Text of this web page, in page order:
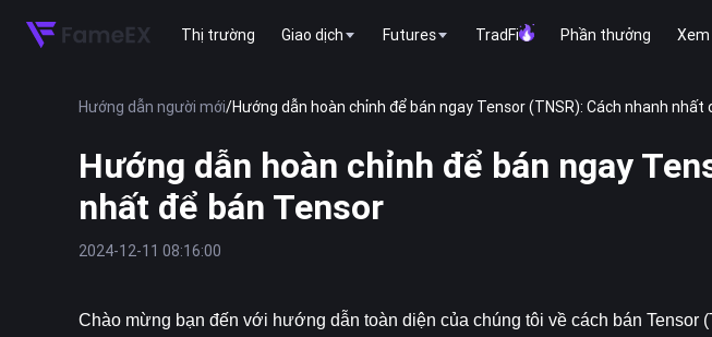
Thị trường Giao dịch Futures TradFi Phần thưởng
Hướng dẫn người mới/Hướng dẫn hoàn chỉnh để bán ngay Tensor (TNSR): Cách nhanh nhất
Hướng dẫn hoàn chỉnh để bán ngay
nhất để bán Tensor
2024-12-11 08:16:00
Chào mừng bạn đến với hướng dẫn toàn diện của chúng tôi về cách bán Tensor